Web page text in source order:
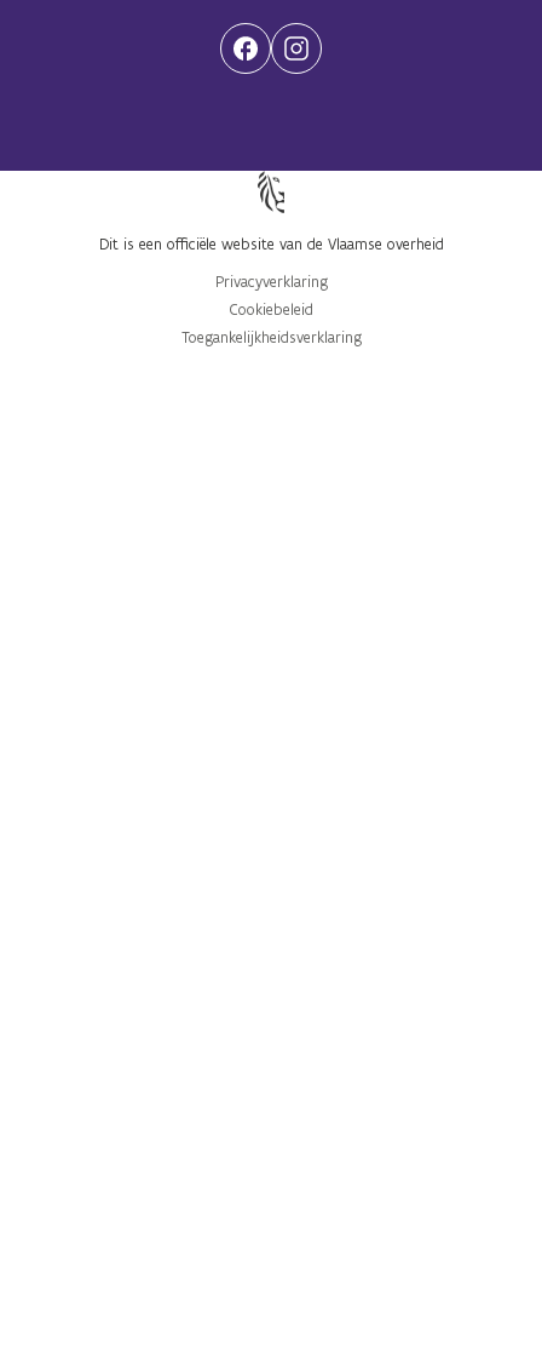
(Opent in een nieuwe tab)
(Opent in een nieuwe tab)
Dit is een officiële website van de Vlaamse overheid
Privacyverklaring
Cookiebeleid
Toegankelijkheidsverklaring